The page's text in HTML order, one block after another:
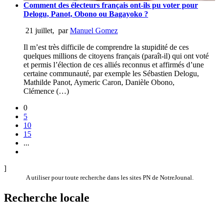
Comment des électeurs français ont-ils pu voter pour
Delogu, Panot, Obono ou Bagayoko ?
21 juillet, parManuel Gomez
Il m’est très difficile de comprendre la stupidité de ces
quelques millions de citoyens français (paraît-il) qui ont voté
et permis l’élection de ces alliés reconnus et affirmés d’une
certaine communauté, par exemple les Sébastien Delogu,
Mathilde Panot, Aymeric Caron, Danièle Obono,
Clémence (…)
0
5
10
15
...
]
A utiliser pour toute recherche dans les sites PN de NotreJounal.
Recherche locale